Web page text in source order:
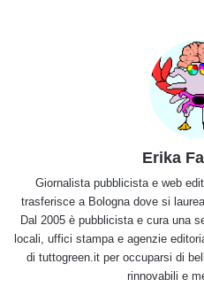
Erika
Giornalista pubblicista e web
trasferisce a Bologna dove si
Dal 2005 è pubblicista e cura una
locali, uffici stampa e agenzie
di tuttogreen.it per occuparsi di
rinnovabili e